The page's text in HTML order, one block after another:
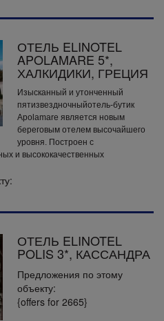
ОТЕЛЬ ELINOTEL
APOLAMARE 5*,
ХАЛКИДИКИ, ГРЕЦИЯ
Изысканный и утонченный
пятизвездночныйотель-бутик
Apolamare является новым
береговым отелем высочайшего
уровня. Построен с
и высококачественных
ОТЕЛЬ ELINOTEL
POLIS 3*, КАССАНДРА
Предложения по этому
объекту:
{offers for 2665}